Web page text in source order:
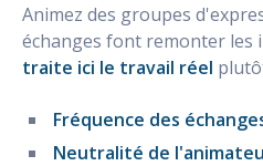
Animez des groupes
échanges font remonter les
traite ici le travail réel
Fréquence des
Neutralité de